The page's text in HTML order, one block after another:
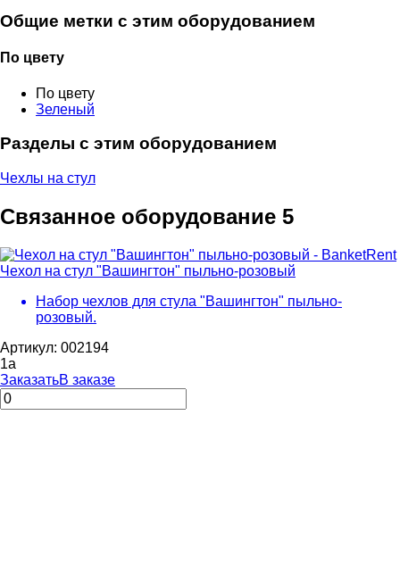
Общие метки с этим оборудованием
По цвету
По цвету
Зеленый
Разделы с этим оборудованием
Чехлы на стул
Связанное оборудование 5
Чехол на стул "Вашингтон" пыльно-розовый
Набор чехлов для стула "Вашингтон" пыльно-
розовый.
Артикул: 002194
1a
ЗаказатьВ заказе